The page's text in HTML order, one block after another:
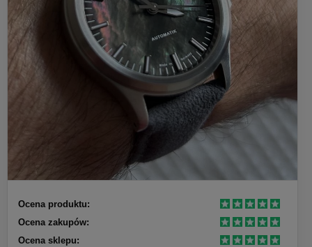
Ocena produktu:
Ocena zakupów:
Ocena sklepu: